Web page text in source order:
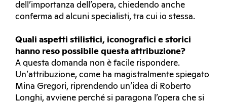
dell’importanza dell’opera, chiedendo anche
conferma ad alcuni specialisti, tra cui io stessa.
Quali aspetti stilistici, iconografici e storici
hanno reso possibile questa attribuzione?
A questa domanda non è facile rispondere.
Un’attribuzione, come ha magistralmente spiegato
Mina Gregori, riprendendo un’idea di Roberto
Longhi, avviene perché si paragona l’opera che si